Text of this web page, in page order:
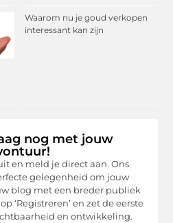
Waarom nu je goud verkopen
interessant kan zijn
nog met jouw
en meld je direct aan. Ons
gelegenheid om jouw
blog met een breder publiek
‘Registreren’ en zet de eerste
en ontwikkeling.